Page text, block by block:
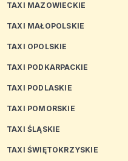
TAXI MAZOWIECKIE
TAXI MAŁOPOLSKIE
TAXI OPOLSKIE
TAXI PODKARPACKIE
TAXI PODLASKIE
TAXI POMORSKIE
TAXI ŚLĄSKIE
TAXI ŚWIĘTOKRZYSKIE